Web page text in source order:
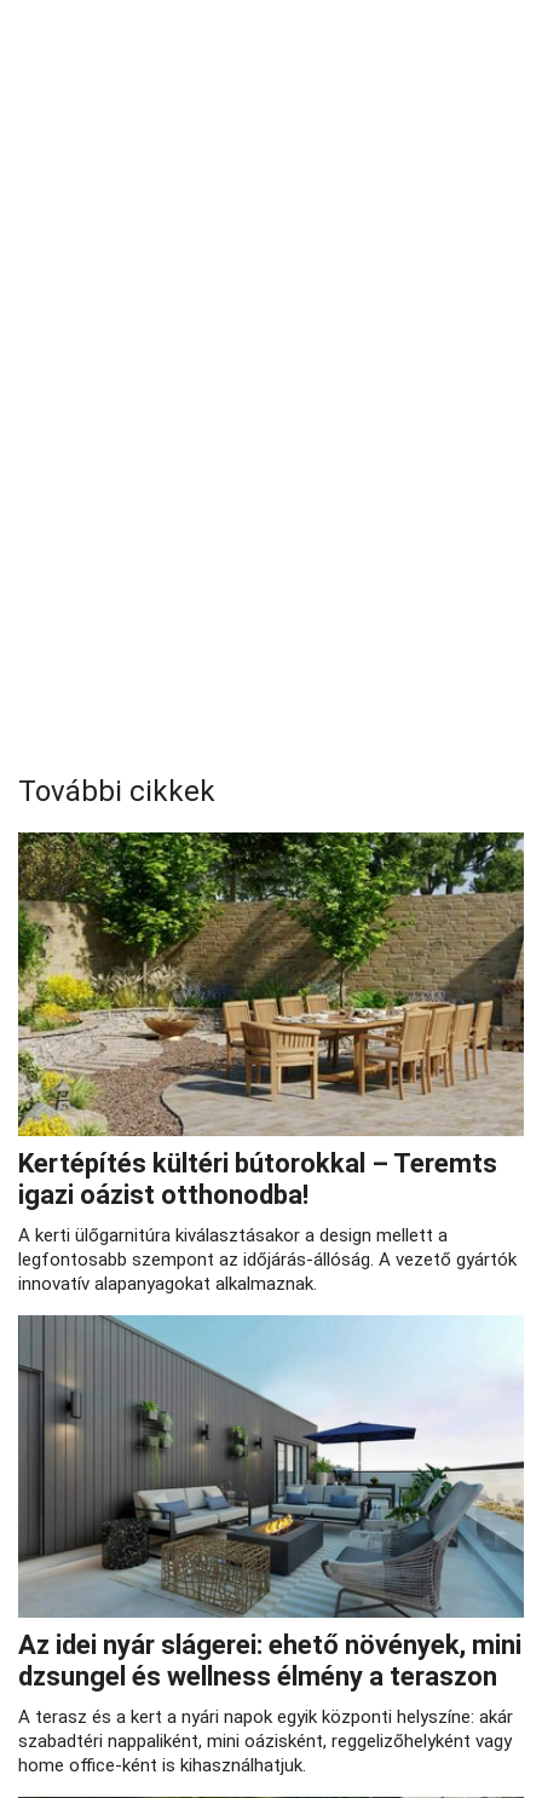
További cikkek
Kertépítés kültéri bútorokkal – Teremts
igazi oázist otthonodba!
A kerti ülőgarnitúra kiválasztásakor a design mellett a
legfontosabb szempont az időjárás-állóság. A vezető gyártók
innovatív alapanyagokat alkalmaznak.
Az idei nyár slágerei: ehető növények, mini
dzsungel és wellness élmény a teraszon
A terasz és a kert a nyári napok egyik központi helyszíne: akár
szabadtéri nappaliként, mini oázisként, reggelizőhelyként vagy
home office-ként is kihasználhatjuk.